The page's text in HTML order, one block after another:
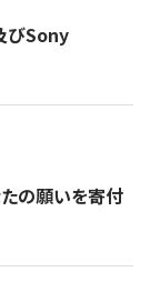
びSony
の願いを寄付